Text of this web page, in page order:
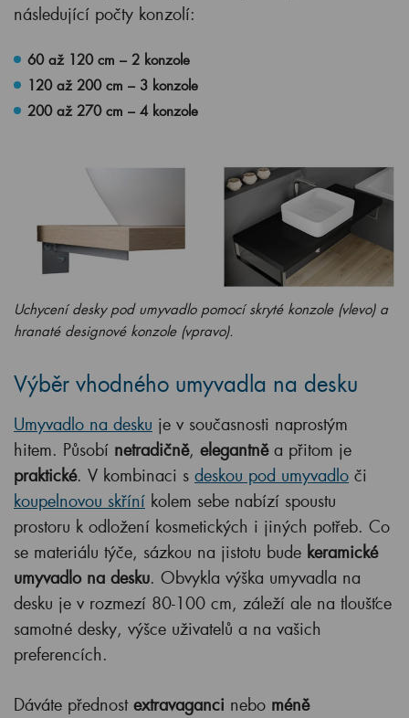
následující počty konzolí:
60 až 120 cm – 2 konzole
120 až 200 cm – 3 konzole
200 až 270 cm – 4 konzole
Uchycení desky pod umyvadlo pomocí skryté konzole (vlevo) a
hranaté designové konzole (vpravo).
Výběr vhodného umyvadla na desku
Umyvadlo na desku je v současnosti naprostým
hitem. Působí netradičně, elegantněa přitom je
praktické. V kombinaci s deskou pod umyvadlo či
koupelnovou skříní kolem sebe nabízí spoustu
prostoru k odložení kosmetických i jiných potřeb. Co
se materiálu týče, sázkou na jistotu bude keramické
umyvadlo na desku. Obvykla výška umyvadla na
desku je v rozmezí 80-100 cm, záleží ale na tloušťce
samotné desky, výšce uživatelů a na vašich
preferencích.
Dáváte přednost extravaganci nebo méně